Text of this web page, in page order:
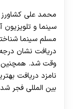
محمد علی
سینما و
دریافت نشان
وقت شد. همچنین
نامزد دریافت
بین المللی فجر